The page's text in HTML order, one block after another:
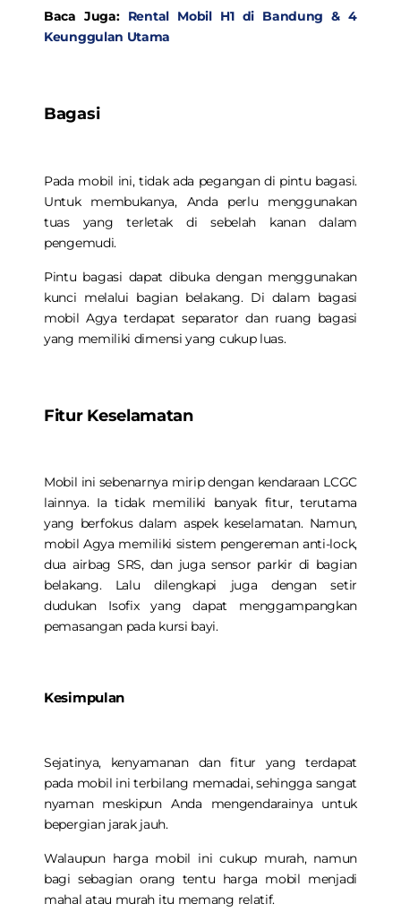
Baca Juga: Rental Mobil H1 di Bandung & 4
Keunggulan Utama
Bagasi
Pada mobil ini, tidak ada pegangan di pintu bagasi.
Untuk membukanya, Anda perlu menggunakan
tuas yang terletak di sebelah kanan dalam
pengemudi.
Pintu bagasi dapat dibuka dengan menggunakan
kunci melalui bagian belakang. Di dalam bagasi
mobil Agya terdapat separator dan ruang bagasi
yang memiliki dimensi yang cukup luas.
Fitur Keselamatan
Mobil ini sebenarnya mirip dengan kendaraan LCGC
lainnya. Ia tidak memiliki banyak fitur, terutama
yang berfokus dalam aspek keselamatan. Namun,
mobil Agya memiliki sistem pengereman anti-lock,
dua airbag SRS, dan juga sensor parkir di bagian
belakang. Lalu dilengkapi juga dengan setir
dudukan Isofix yang dapat menggampangkan
pemasangan pada kursi bayi.
Kesimpulan
Sejatinya, kenyamanan dan fitur yang terdapat
pada mobil ini terbilang memadai, sehingga sangat
nyaman meskipun Anda mengendarainya untuk
bepergian jarak jauh.
Walaupun harga mobil ini cukup murah, namun
bagi sebagian orang tentu harga mobil menjadi
mahal atau murah itu memang relatif.